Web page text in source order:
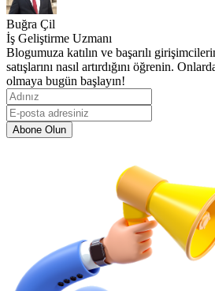
Buğra Çil
İş Geliştirme Uzmanı
Blogumuza katılın ve başarılı
satışlarını nasıl artırdığını öğrenin.
olmaya bugün başlayın!
Abone Olun